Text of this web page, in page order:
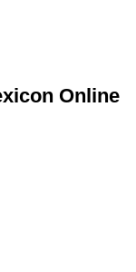
Online